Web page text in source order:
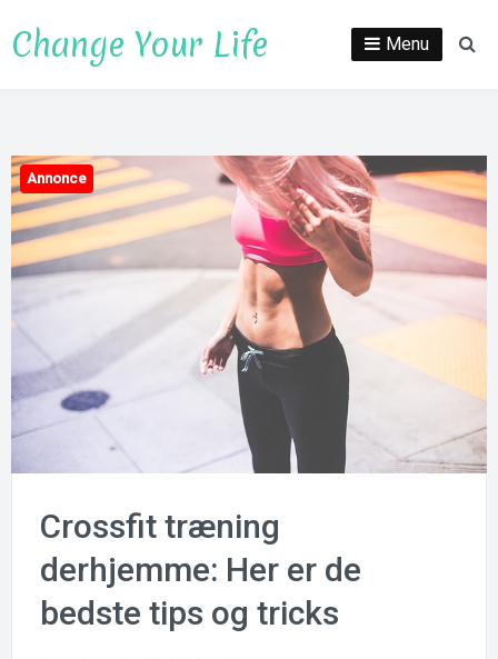
Change Your Life Menu
Annonce
Crossfit træning
derhjemme: Her er de
bedste tips og tricks